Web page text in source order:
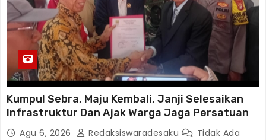
Kumpul Sebra, Maju Kembali, Janji Selesaikan
Infrastruktur Dan Ajak Warga Jaga Persatuan
Agu 6, 2026 Redaksiswaradesaku
Tidak Ada